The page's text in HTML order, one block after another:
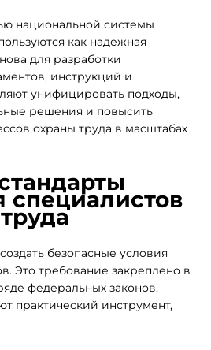
национальной системы
как надежная
для разработки
инструкций и
унифицировать подходы,
решения и повысить
охраны труда в масштабах
безопасные условия
Это требование закреплено в
федеральных законов.
практический инструмент,